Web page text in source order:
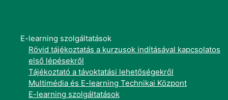
E-learning szolgáltatások
Rövid tájékoztatás a kurzusok indításával kapcsolatos
első lépésekről
Tájékoztató a távoktatási lehetőségekről
Multimédia és E-learning Technikai Központ
E-learning szolgáltatások